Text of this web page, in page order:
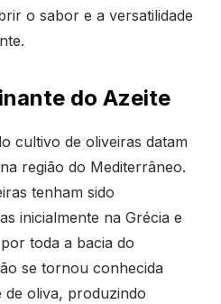
o sabor e a versatilidade
do Azeite
cultivo de oliveiras datam
região do Mediterrâneo.
tenham sido
inicialmente na Grécia e
toda a bacia do
se tornou conhecida
oliva, produzindo